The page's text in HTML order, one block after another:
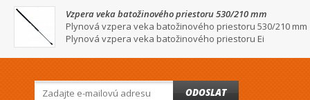
Vzpera veka batožinového priestoru 530/210 mm
Plynová vzpera veka batožinového priestoru 530/210 mm
Plynová vzpera veka batožinového priestoru Ei
ODOSLAT